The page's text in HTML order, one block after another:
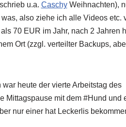
u.a. CaschyWeihnachten),
also ziehe ich alle Videos etc.
70 EUR im Jahr, nach 2 Jahren
Ort (zzgl. verteilter Backups,
heute der vierte Arbeitstag des
Mittagspause mit dem #Hund und
nur einer hat Leckerlis